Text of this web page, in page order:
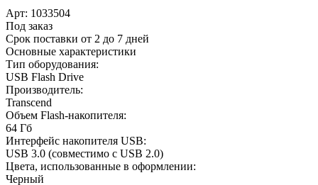
Арт: 1033504
Под заказ
Срок поставки от 2 до 7 дней
Основные характеристики
Тип оборудования:
USB Flash Drive
Производитель:
Transcend
Объем Flash-накопителя:
64 Гб
Интерфейс накопителя USB:
USB 3.0 (совместимо с USB 2.0)
Цвета, использованные в оформлении:
Черный